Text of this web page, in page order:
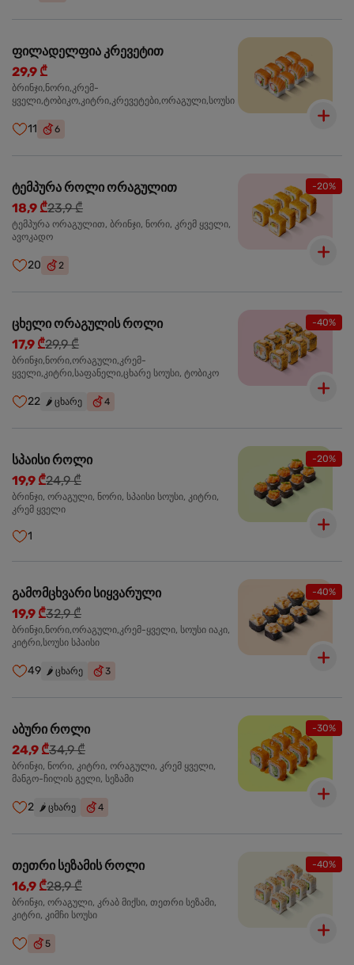
ფილადელფია კრევეტით
29,9 ₾
ბრინჯი,ნორი,კრემ-
ყველი,ტობიკო,კიტრი,კრევეტები,ორაგული,სოუსი
11 6
-20%
ტემპურა როლი ორაგულით
18,9 ₾23,9 ₾
ტემპურა ორაგულით, ბრინჯი, ნორი, კრემ ყველი,
ავოკადო
20 2
-40%
ცხელი ორაგულის როლი
17,9 ₾29,9 ₾
ბრინჯი,ნორი,ორაგული,კრემ-
ყველი,კიტრი,საფანელი,ცხარე სოუსი, ტობიკო
22 🌶️ ცხარე 4
-20%
სპაისი როლი
19,9 ₾24,9 ₾
ბრინჯი, ორაგული, ნორი, სპაისი სოუსი, კიტრი,
კრემ ყველი
1
-40%
გამომცხვარი სიყვარული
19,9 ₾32,9 ₾
ბრინჯი,ნორი,ორაგული,კრემ-ყველი, სოუსი იაკი,
კიტრი,სოუსი სპაისი
49 🌶️ ცხარე 3
-30%
აბური როლი
24,9 ₾34,9 ₾
ბრინჯი, ნორი, კიტრი, ორაგული, კრემ ყველი,
მანგო-ჩილის გელი, სეზამი
2 🌶️ ცხარე 4
-40%
თეთრი სეზამის როლი
16,9 ₾28,9 ₾
ბრინჯი, ორაგული, კრაბ მიქსი, თეთრი სეზამი,
კიტრი, კიმჩი სოუსი
5